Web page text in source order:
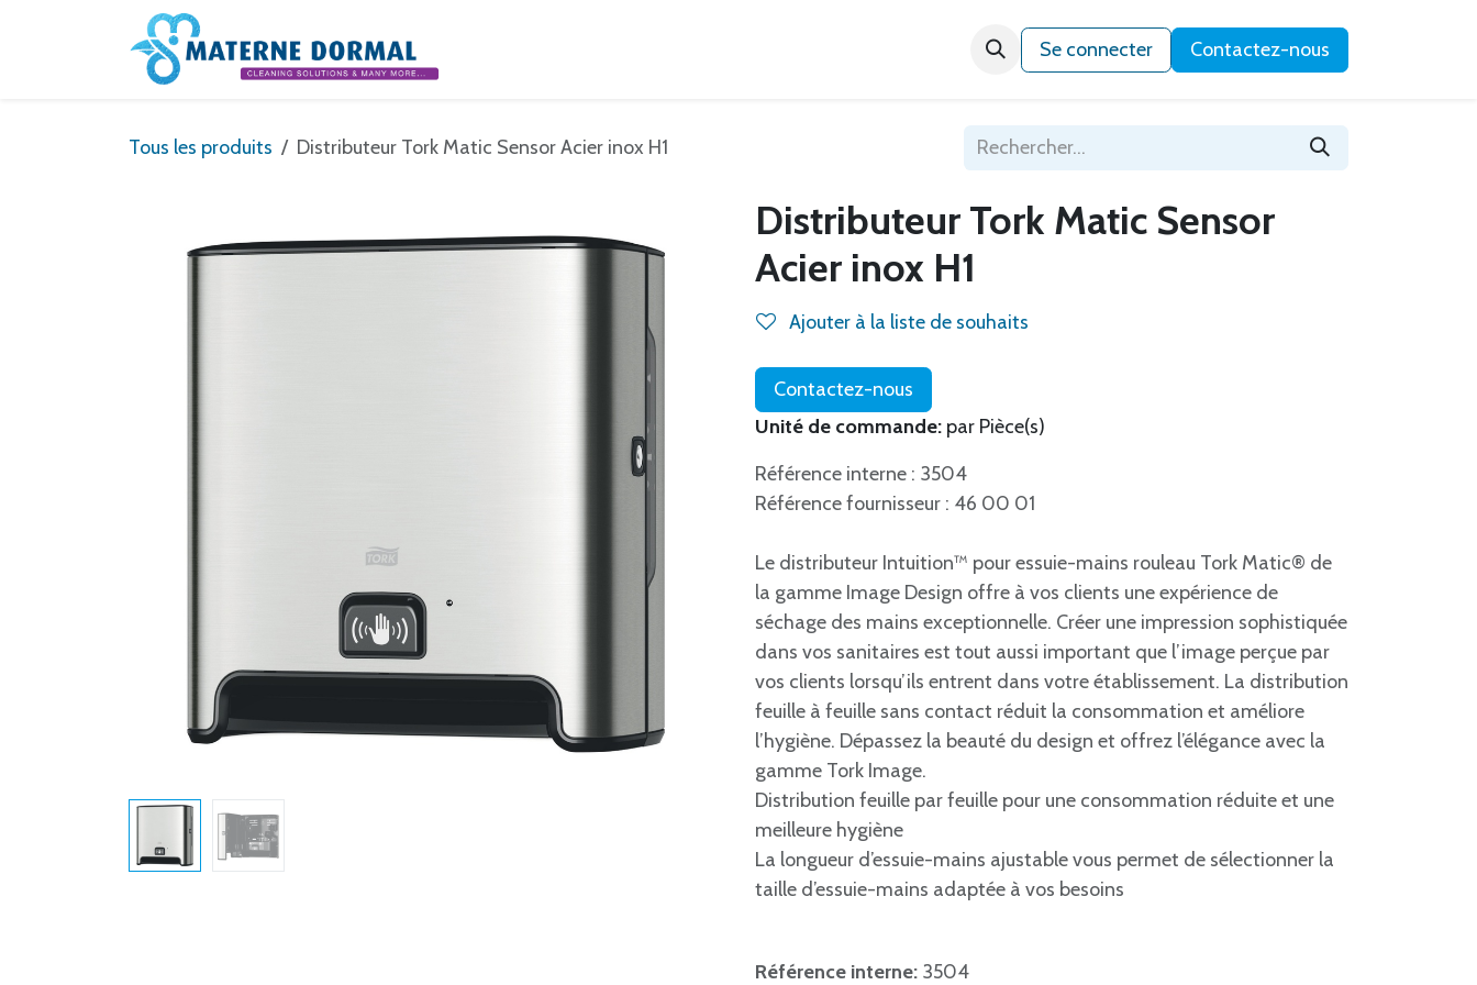
Se rendre au contenu
Qui sommes-nous ?
Se connecter Contactez-nous
Tous les produits Distributeur Tork Matic Sensor Acier inox H1
Distributeur Tork Matic Sensor
Acier inox H1
Ajouter à la liste de souhaits
Contactez-nous
Unité de commande: par Pièce(s)
Référence interne : 3504
Référence fournisseur : 46 00 01
Le distributeur Intuition™ pour essuie-mains rouleau Tork Matic® de
la gamme Image Design offre à vos clients une expérience de
séchage des mains exceptionnelle. Créer une impression sophistiquée
dans vos sanitaires est tout aussi important que l’image perçue par
vos clients lorsqu’ils entrent dans votre établissement. La distribution
feuille à feuille sans contact réduit la consommation et améliore
l’hygiène. Dépassez la beauté du design et offrez l’élégance avec la
gamme Tork Image.
Distribution feuille par feuille pour une consommation réduite et une
meilleure hygiène
La longueur d’essuie-mains ajustable vous permet de sélectionner la
taille d’essuie-mains adaptée à vos besoins
Référence interne: 3504